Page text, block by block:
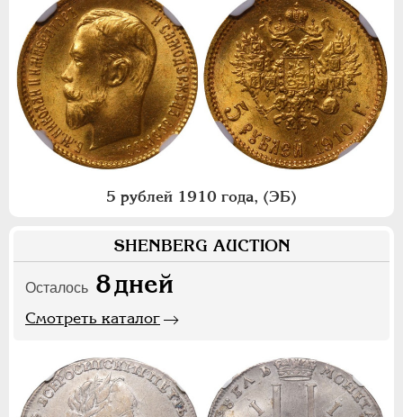
5 рублей 1910 года, (ЭБ)
SHENBERG AUCTION
Осталось 8дней
Смотреть каталог